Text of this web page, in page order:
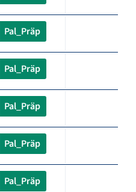
Pal_Präp
Pal_Präp
Pal_Präp
Pal_Präp
Pal_Präp